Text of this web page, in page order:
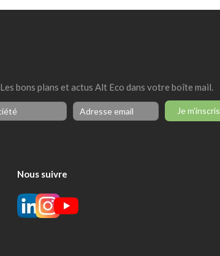
Les bons plans et actus Alt Eco dans votre boîte mail.
Je m'inscris
Nous suivre